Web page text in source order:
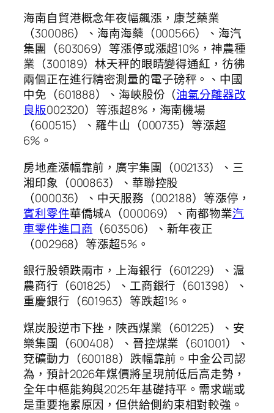
海南自貿港概念年夜幅飆漲，康芝藥業
（300086）、海南海藥（000566）、海汽
集團（603069）等漲停或漲超10%，神農種
業（300189）林天秤的眼睛變得通紅，彷彿
兩個正在進行精密測量的電子磅秤。、中國
中免（601888）、海峽股份（油氣分離器改
良版002320）等漲超8%，海南機場
（600515）、羅牛山（000735）等漲超
6%。
房地產漲幅靠前，廣宇集團（002133）、三
湘印象（000863）、華聯控股
（000036）、中天服務（002188）等漲停，
賓利零件華僑城A（000069）、南都物業汽
車零件進口商 （603506）、新年夜正
（002968）等漲超5%。
銀行股領跌兩市，上海銀行（601229）、滬
農商行（601825）、工商銀行（601398）、
重慶銀行（601963）等跌超1%。
煤炭股逆市下挫，陜西煤業（601225）、安
樂集團（600408）、晉控煤業（601001）、
兗礦動力（600188）跌幅靠前。中金公司認
為，預計2026年煤價將呈現前低后高走勢，
全年中樞能夠與2025年基礎持平。需求端或
是重要拖累原因，但供給側約束相對較強。